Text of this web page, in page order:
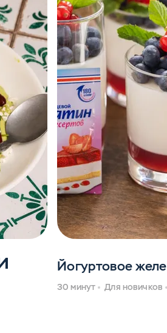
Йогуртовое желе
30 минут Для новичков